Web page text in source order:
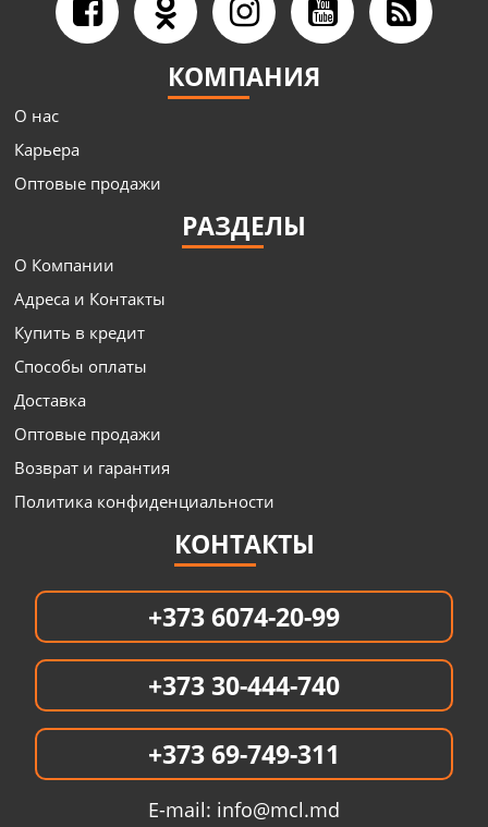
КОМПАНИЯ
О нас
Карьера
Оптовые продажи
РАЗДЕЛЫ
О Компании
Адреса и Контакты
Купить в кредит
Способы оплаты
Доставка
Оптовые продажи
Возврат и гарантия
Политика конфиденциальности
КОНТАКТЫ
+373 6074-20-99
+373 30-444-740
+373 69-749-311
E-mail: info@mcl.md